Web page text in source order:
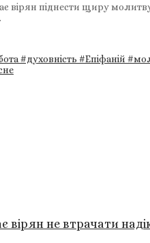
піднести щиру
#духовність #Епіфаній
не втрачати